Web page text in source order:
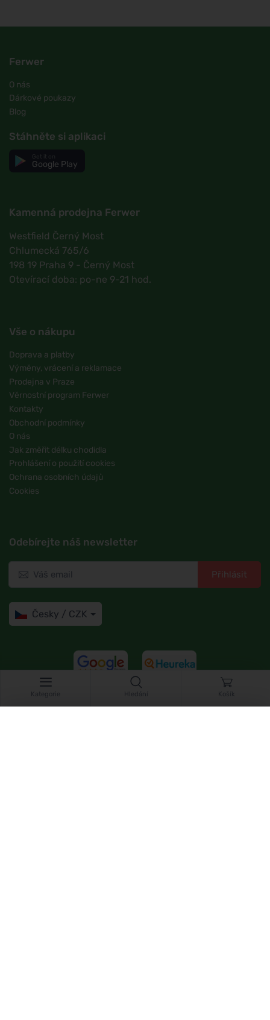
Ferwer
O nás
Dárkové poukazy
Blog
Stáhněte si aplikaci
Google Play
Kamenná prodejna Ferwer
Westfield Černý Most
Chlumecká 765/6
198 19 Praha 9 - Černý Most
Otevírací doba: po-ne 9-21 hod.
Vše o nákupu
Doprava a platby
Výměny, vrácení a reklamace
Prodejna v Praze
Věrnostní program Ferwer
Kontakty
Obchodní podmínky
O nás
Jak změřit délku chodidla
Prohlášení o použití cookies
Ochrana osobních údajů
Cookies
Odebírejte náš newsletter
Přihlásit
Česky / CZK
Kategorie Hledání Košík